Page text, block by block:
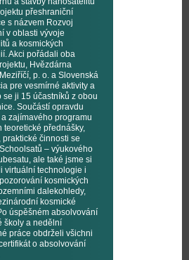
přeshraniční
s názvem Rozvoj
v oblasti vývoje
a kosmických
Akci pořádali oba
Hvězdárna
p. o. a Slovenská
pre vesmírné aktivity a
se ji 15 účastníků z obou
Součástí opravdu
zajímavého programu
teoretické přednášky,
praktické činnosti se
– výukového
ale také jsme si
virtuální technologie i
kosmických
dalekohledy,
kosmické
úspěšném absolvování
školy a nedělní
práce obdrželi všichni
o absolvování